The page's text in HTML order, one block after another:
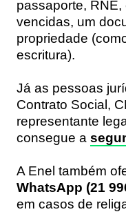
passaporte,
vencidas, um
propriedade
escritura).
Já as pessoas
Contrato Social,
representante
consegue a
A Enel também
WhatsApp (21
em casos de